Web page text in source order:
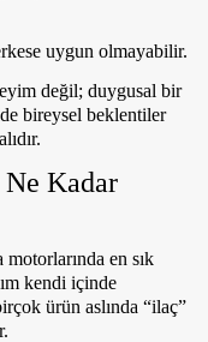
uygun olmayabilir.
değil; duygusal bir
bireysel beklentiler
Kadar
motorlarında en sık
kendi içinde
ürün aslında “ilaç”